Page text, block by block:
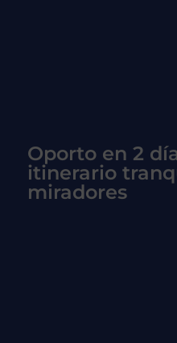
Oporto en 2
itinerario
miradores